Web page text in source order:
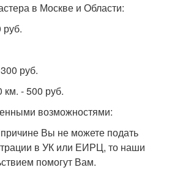
в Москве и Области:
руб.
- 500 руб.
возможностями:
Вы не можете подать
в УК или ЕИРЦ, то наши
помогут Вам.